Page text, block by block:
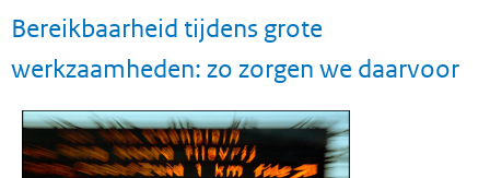
Bereikbaarheid tijdens grote
werkzaamheden: zo zorgen we daarvoor